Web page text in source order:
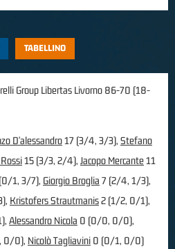
TABELLINO
Group Libertas Livorno 86-70 (18-
D'alessandro17 (3/4, 3/3), Stefano
15 (3/3, 2/4), Jacopo Mercante11
1, 3/7), Giorgio Broglia 7 (2/4, 1/3),
Kristofers Strautmanis2 (1/2, 0/1),
Alessandro Nicola 0 (0/0, 0/0),
0/0), Nicolò Tagliavini 0 (0/1, 0/0)